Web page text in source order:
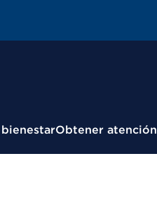
Obtener atención